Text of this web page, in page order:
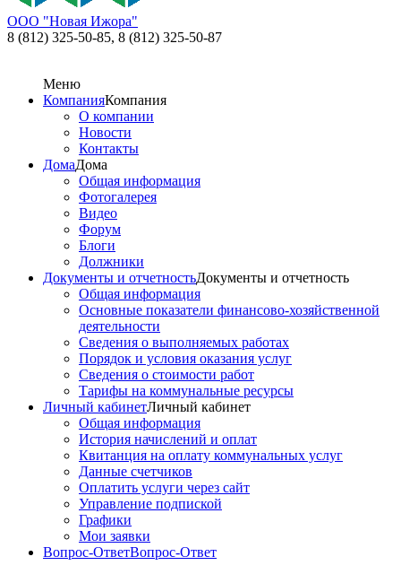
ООО "Новая Ижора"
8 (812) 325-50-85, 8 (812) 325-50-87
Меню
КомпанияКомпания
О компании
Новости
Контакты
ДомаДома
Общая информация
Фотогалерея
Видео
Форум
Блоги
Должники
Документы и отчетностьДокументы и отчетность
Общая информация
Основные показатели финансово-хозяйственной
деятельности
Сведения о выполняемых работах
Порядок и условия оказания услуг
Сведения о стоимости работ
Тарифы на коммунальные ресурсы
Личный кабинетЛичный кабинет
Общая информация
История начислений и оплат
Квитанция на оплату коммунальных услуг
Данные счетчиков
Оплатить услуги через сайт
Управление подпиской
Графики
Мои заявки
Вопрос-ОтветВопрос-Ответ